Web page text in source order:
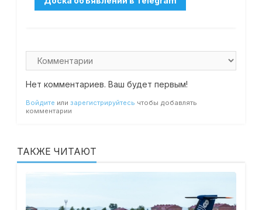
Нет комментариев. Ваш будет первым!
Войдите или зарегистрируйтесь чтобы добавлять
комментарии
ТАКЖЕ ЧИТАЮТ